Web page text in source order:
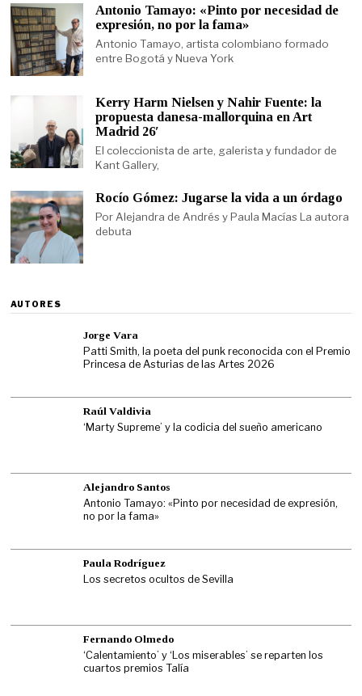
Antonio Tamayo: «Pinto por necesidad de
expresión, no por la fama»
Antonio Tamayo, artista colombiano formado
entre Bogotá y Nueva York
Kerry Harm Nielsen y Nahir Fuente: la
propuesta danesa-mallorquina en Art
Madrid 26′
El coleccionista de arte, galerista y fundador de
Kant Gallery,
Rocío Gómez: Jugarse la vida a un órdago
Por Alejandra de Andrés y Paula Macías La autora
debuta
AUTORES
Jorge Vara
Patti Smith, la poeta del punk reconocida con el Premio
Princesa de Asturias de las Artes 2026
Raúl Valdivia
‘Marty Supreme’ y la codicia del sueño americano
Alejandro Santos
Antonio Tamayo: «Pinto por necesidad de expresión,
no por la fama»
Paula Rodríguez
Los secretos ocultos de Sevilla
Fernando Olmedo
‘Calentamiento’ y ‘Los miserables’ se reparten los
cuartos premios Talía